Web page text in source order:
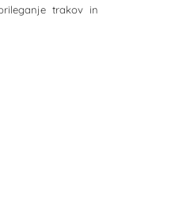
trakov in